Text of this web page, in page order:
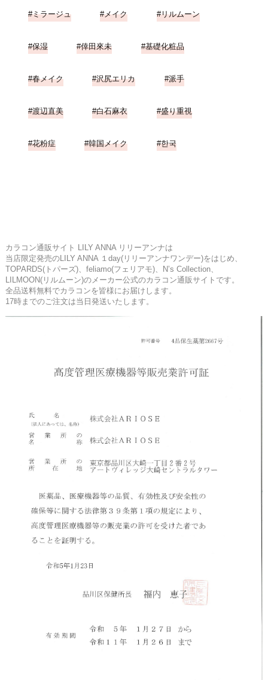
ミラージュ メイク リルムーン
保湿 倖田來未 基礎化粧品
春メイク 沢尻エリカ 派手
渡辺直美 白石麻衣 盛り重視
花粉症 韓国メイク 한국
カラコン通販サイト LILY ANNA リリーアンナは
当店限定発売のLILY ANNA １day(リリーアンナワンデー)をはじめ、
TOPARDS(トパーズ)、feliamo(フェリアモ)、N’s Collection、
LILMOON(リルムーン)のメーカー公式のカラコン通販サイトです。
全品送料無料でカラコンを皆様にお届けします。
17時までのご注文は当日発送いたします。